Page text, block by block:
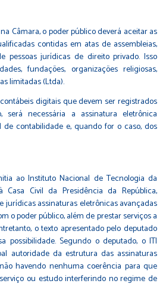
Câmara, o poder público deverá aceitar as
contidas em atas de assembleias,
pessoas jurídicas de direito privado. Isso
fundações, organizações religiosas,
limitadas (Ltda).
digitais que devem ser registrados
será necessária a assinatura eletrônica
contabilidade e, quando for o caso, dos
ao Instituto Nacional de Tecnologia da
Casa Civil da Presidência da República,
jurídicas assinaturas eletrônicas avançadas
o poder público, além de prestar serviços a
o texto apresentado pelo deputado
possibilidade. Segundo o deputado, o ITI
autoridade da estrutura das assinaturas
havendo nenhuma coerência para que
ou estudo interferindo no regime de